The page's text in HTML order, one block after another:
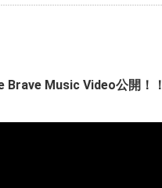
Brave Music Video公開！！